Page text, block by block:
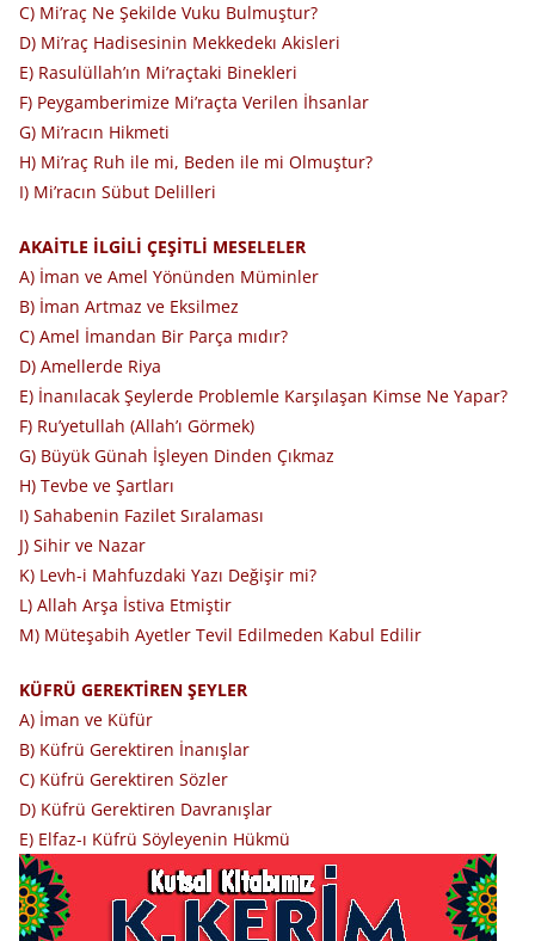
C) Mi’raç Ne Şekilde Vuku Bulmuştur?
D) Mi’raç Hadisesinin Mekkedekı Akisleri
E) Rasulüllah’ın Mi’raçtaki Binekleri
F) Peygamberimize Mi’raçta Verilen İhsanlar
G) Mi’racın Hikmeti
H) Mi’raç Ruh ile mi, Beden ile mi Olmuştur?
I) Mi’racın Sübut Delilleri
AKAİTLE İLGİLİ ÇEŞİTLİ MESELELER
A) İman ve Amel Yönünden Müminler
B) İman Artmaz ve Eksilmez
C) Amel İmandan Bir Parça mıdır?
D) Amellerde Riya
E) İnanılacak Şeylerde Problemle Karşılaşan Kimse Ne Yapar?
F) Ru’yetullah (Allah’ı Görmek)
G) Büyük Günah İşleyen Dinden Çıkmaz
H) Tevbe ve Şartları
I) Sahabenin Fazilet Sıralaması
J) Sihir ve Nazar
K) Levh-i Mahfuzdaki Yazı Değişir mi?
L) Allah Arşa İstiva Etmiştir
M) Müteşabih Ayetler Tevil Edilmeden Kabul Edilir
KÜFRÜ GEREKTİREN ŞEYLER
A) İman ve Küfür
B) Küfrü Gerektiren İnanışlar
C) Küfrü Gerektiren Sözler
D) Küfrü Gerektiren Davranışlar
E) Elfaz-ı Küfrü Söyleyenin Hükmü